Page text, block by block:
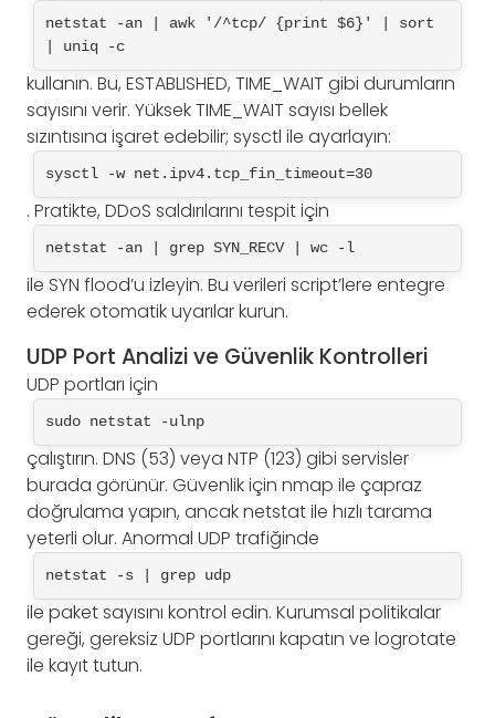
netstat -an | awk '/^tcp/ {print $6}' | sort
| uniq -c
kullanın. Bu, ESTABLISHED, TIME_WAIT gibi durumların
sayısını verir. Yüksek TIME_WAIT sayısı bellek
sızıntısına işaret edebilir; sysctl ile ayarlayın:
sysctl -w net.ipv4.tcp_fin_timeout=30
. Pratikte, DDoS saldırılarını tespit için
netstat -an | grep SYN_RECV | wc -l
ile SYN flood’u izleyin. Bu verileri script’lere entegre
ederek otomatik uyarılar kurun.
UDP Port Analizi ve Güvenlik Kontrolleri
UDP portları için
sudo netstat -ulnp
çalıştırın. DNS (53) veya NTP (123) gibi servisler
burada görünür. Güvenlik için nmap ile çapraz
doğrulama yapın, ancak netstat ile hızlı tarama
yeterli olur. Anormal UDP trafiğinde
netstat -s | grep udp
ile paket sayısını kontrol edin. Kurumsal politikalar
gereği, gereksiz UDP portlarını kapatın ve logrotate
ile kayıt tutun.